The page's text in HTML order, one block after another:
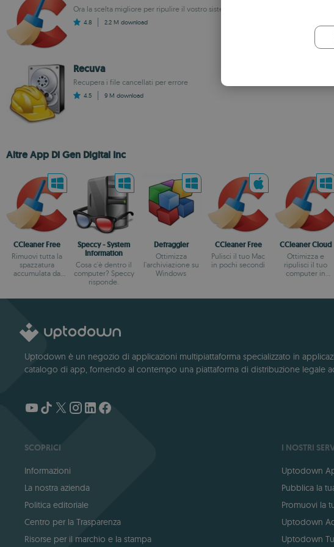
Ora la scelta migliore per ripulire il vostro sistema è portatile
4.8 2.2 M download
Recuva
Recupera i file cancellati per errore
4.5 9 M download
Altre App Di Gen Digital Inc
CCleaner Free
Rimuovi tutta la
spazzatura
accumulata da
Speccy - System
Information
Cosa c'è dentro il
computer? Speccy
risponde.
Defraggler
Ottimizza
l'archiviazione su
Windows
CCleaner Free
Pulisci il tuo Mac
in pochi secondi
CCleaner Cloud
Ottimizza e
ripulisci il tuo
computer in
Uptodown è un negozio di applicazioni multipiattaforma specializzato in
catalogo di app, fornendo al contempo una piattaforma di distribuzione legale
SCOPRICI
Informazioni
La nostra azienda
Politica editoriale
Centro per la Trasparenza
Risorse per il marchio e la stampa
I NOSTRI
Uptodown
Pubblica la
Promuovi la
Uptodown
Uptodown